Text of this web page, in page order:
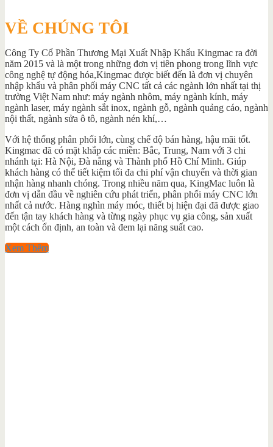
VỀ CHÚNG TÔI
Công Ty Cổ Phần Thương Mại Xuất Nhập Khẩu Kingmac ra đời
năm 2015 và là một trong những đơn vị tiên phong trong lĩnh vực
công nghệ tự động hóa,Kingmac được biết đến là đơn vị chuyên
nhập khẩu và phân phối máy CNC tất cả các ngành lớn nhất tại thị
trường Việt Nam như: máy ngành nhôm, máy ngành kính, máy
ngành laser, máy ngành sắt inox, ngành gỗ, ngành quảng cáo, ngành
nội thất, ngành sửa ô tô, ngành nén khí,…
Với hệ thống phân phối lớn, cùng chế độ bán hàng, hậu mãi tốt.
Kingmac đã có mặt khắp các miền: Bắc, Trung, Nam với 3 chi
nhánh tại: Hà Nội, Đà nẵng và Thành phố Hồ Chí Minh. Giúp
khách hàng có thể tiết kiệm tối đa chi phí vận chuyển và thời gian
nhận hàng nhanh chóng. Trong nhiều năm qua, KingMac luôn là
đơn vị dẫn đầu về nghiên cứu phát triển, phân phối máy CNC lớn
nhất cả nước. Hàng nghìn máy móc, thiết bị hiện đại đã được giao
đến tận tay khách hàng và từng ngày phục vụ gia công, sản xuất
một cách ổn định, an toàn và đem lại năng suất cao.
Xem Thêm